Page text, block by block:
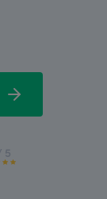
5